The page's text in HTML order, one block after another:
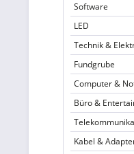
Software
LED
Technik &
Fundgrube
Computer &
Büro &
Kabel &